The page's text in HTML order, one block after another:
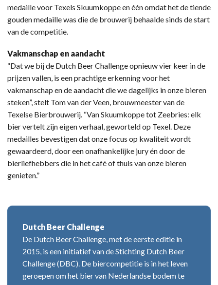
medaille voor Texels Skuumkoppe en één omdat het de tiende
gouden medaille was die de brouwerij behaalde sinds de start
van de competitie.
Vakmanschap en aandacht
“Dat we bij de Dutch Beer Challenge opnieuw vier keer in de
prijzen vallen, is een prachtige erkenning voor het
vakmanschap en de aandacht die we dagelijks in onze bieren
steken”, stelt Tom van der Veen, brouwmeester van de
Texelse Bierbrouwerij. “Van Skuumkoppe tot Zeebries: elk
bier vertelt zijn eigen verhaal, geworteld op Texel. Deze
medailles bevestigen dat onze focus op kwaliteit wordt
gewaardeerd, door een onafhankelijke jury én door de
bierliefhebbers die in het café of thuis van onze bieren
genieten.”
Dutch Beer Challenge
De Dutch Beer Challenge, met de eerste editie in
2015, is een initiatief van de Stichting Dutch Beer
Challenge (DBC). De biercompetitie is in het leven
geroepen om het bier van Nederlandse bodem te